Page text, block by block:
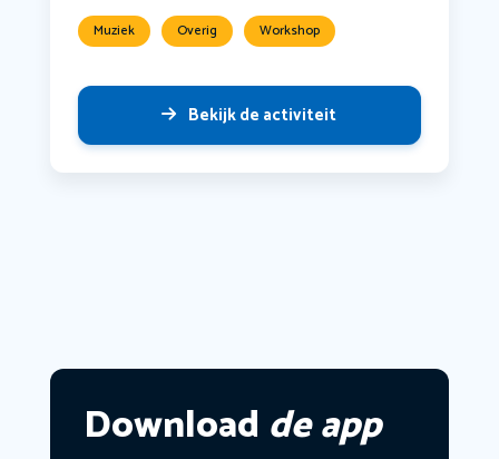
Muziek Overig Workshop
Bekijk de activiteit
Download de app